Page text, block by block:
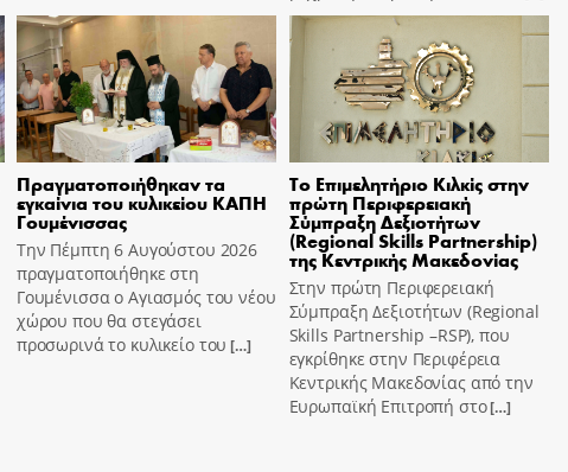
Πραγματοποιήθηκαν τα
εγκαίνια του κυλικείου ΚΑΠΗ
Γουμένισσας
Την Πέμπτη 6 Αυγούστου 2026
πραγματοποιήθηκε στη
Γουμένισσα ο Αγιασμός του νέου
χώρου που θα στεγάσει
προσωρινά το κυλικείο του […]
Το Επιμελητήριο Κιλκίς στην
πρώτη Περιφερειακή
Σύμπραξη Δεξιοτήτων
(Regional Skills Partnership)
της Κεντρικής Μακεδονίας
Στην πρώτη Περιφερειακή
Σύμπραξη Δεξιοτήτων (Regional
Skills Partnership –RSP), που
εγκρίθηκε στην Περιφέρεια
Κεντρικής Μακεδονίας από την
Ευρωπαϊκή Επιτροπή στο[…]